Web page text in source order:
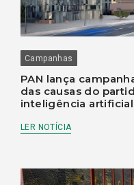
Campanhas
PAN lança
das causas do
inteligência artificial
LER NOTÍCIA